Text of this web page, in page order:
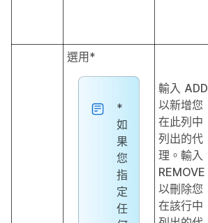
選用*
*
如
果
您
指
定
任
輸入 ADD
以新增您
在此列中
列出的代
理。輸入
REMOVE
以刪除您
在該行中